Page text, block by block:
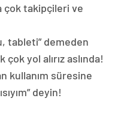
çok takipçileri ve
tableti” demeden
yol alırız aslında!
kullanım süresine
deyin!